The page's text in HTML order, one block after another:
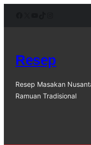
Resep
Resep Masakan
Ramuan Tradisional